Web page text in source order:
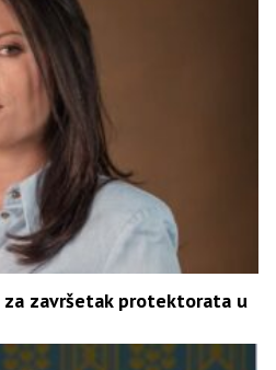
za završetak protektorata u